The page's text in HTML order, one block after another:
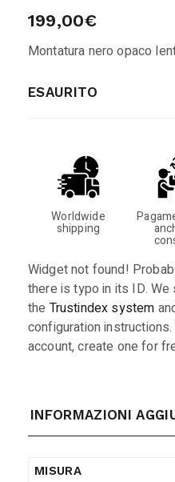
199,00€
Montatura nero opaco
ESAURITO
Worldwide
shipping
Widget not found!
there is typo in its ID.
the Trustindex system
configuration
account, create one for
INFORMAZIONI
MISURA